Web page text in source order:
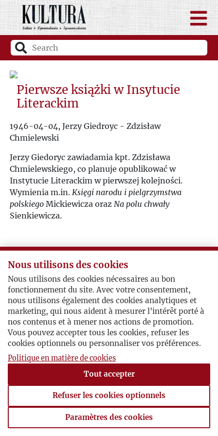
Pierwsze książki w Insytucie
Literackim
1946-04-04, Jerzy Giedroyc - Zdzisław
Chmielewski
Jerzy Giedoryc zawiadamia kpt. Zdzisława
Chmielewskiego, co planuje opublikować w
Instytucie Literackim w pierwszej kolejności.
Wymienia m.in. Księgi narodu i pielgrzymstwa
polskiego Mickiewicza oraz Na polu chwały
Sienkiewicza.
Nous utilisons des cookies
Nous utilisons des cookies nécessaires au bon
fonctionnement du site. Avec votre consentement,
nous utilisons également des cookies analytiques et
marketing, qui nous aident à mesurer l'intérêt porté à
nos contenus et à mener nos actions de promotion.
Vous pouvez accepter tous les cookies, refuser les
cookies optionnels ou personnaliser vos préférences.
Politique en matière de cookies
Tout accepter
Refuser les cookies optionnels
Paramètres des cookies
Paramètres des cookies